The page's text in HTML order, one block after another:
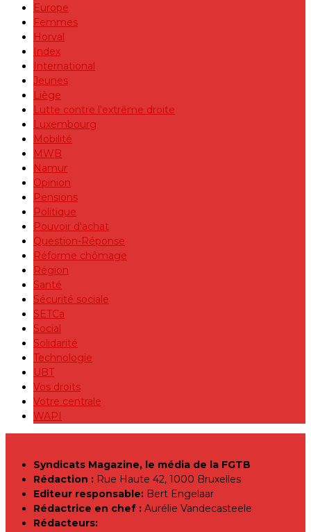
Europe
Femmes
Horval
Index
International
Jeunes
Liège
Lutte contre l'extrême droite
Luxembourg
Mobilité
MWB
Namur
Opinion
Pensions
Politique
Pouvoir d'achat
Question-Réponse
Réforme chômage
Région
Santé
Sécurité sociale
SETCa
Social
Solidarité
Technologie
UBT
Vos droits
Votre centrale
WAPI
Syndicats Magazine, le média de la FGTB
Rédaction : Rue Haute 42, 1000 Bruxelles
Editeur responsable: Bert Engelaar
Rédactrice en chef : Aurélie Vandecasteele
Rédacteurs: